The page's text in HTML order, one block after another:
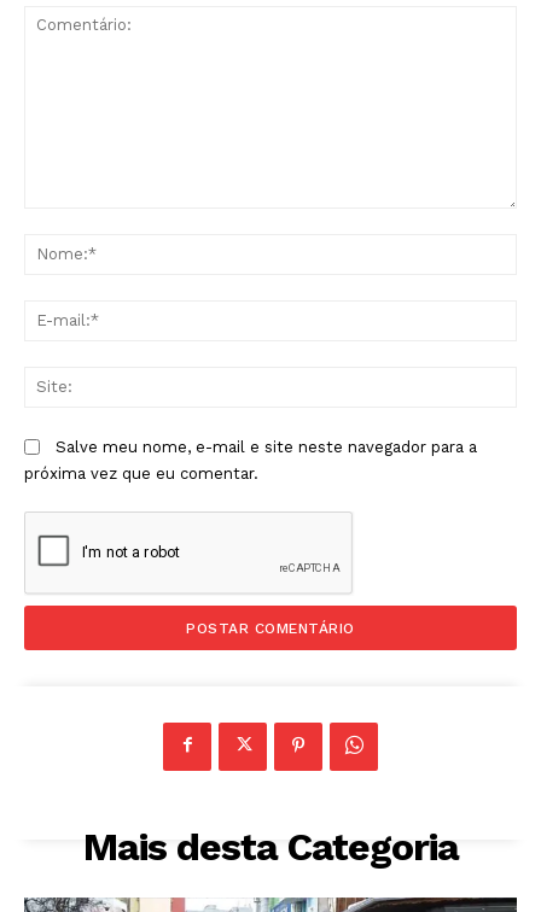
Salve meu nome, e-mail e site neste navegador para a
próxima vez que eu comentar.
Mais desta Categoria